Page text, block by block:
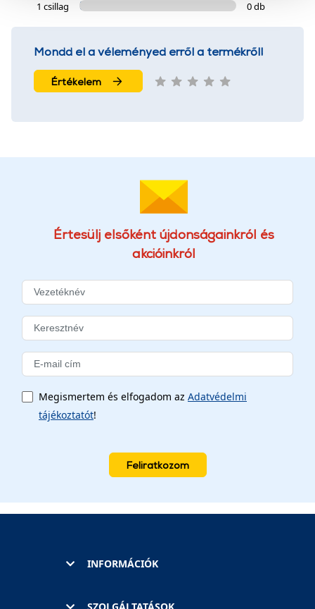
szolgáltatásaink biztosításához szükségesek. Az oldal
1 csillag
0 db
Mondd el a véleményed erről a termékről!
Értékelem
Értesülj elsőként újdonságainkról és
akcióinkról
Megismertem és elfogadom az Adatvédelmi
tájékoztatót!
Feliratkozom
INFORMÁCIÓK